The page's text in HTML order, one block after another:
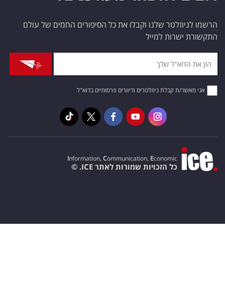
הרשמו לניוזלטר שלנו וקבלו את כל הסיפורים החמים של עולם
התקשורת ישרות למייל
אני מאשר/ת קבלת ניוזלטרים ודיוורים פרסומיים בדוא"ל
Information, Communication, Economic
כל הזכויות שמורות לאתר ICE. ©